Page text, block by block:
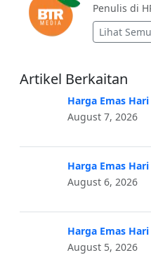
Penulis di
Lihat
Artikel Berkaitan
Harga Emas
August 7, 2026
Harga Emas
August 6, 2026
Harga Emas
August 5, 2026